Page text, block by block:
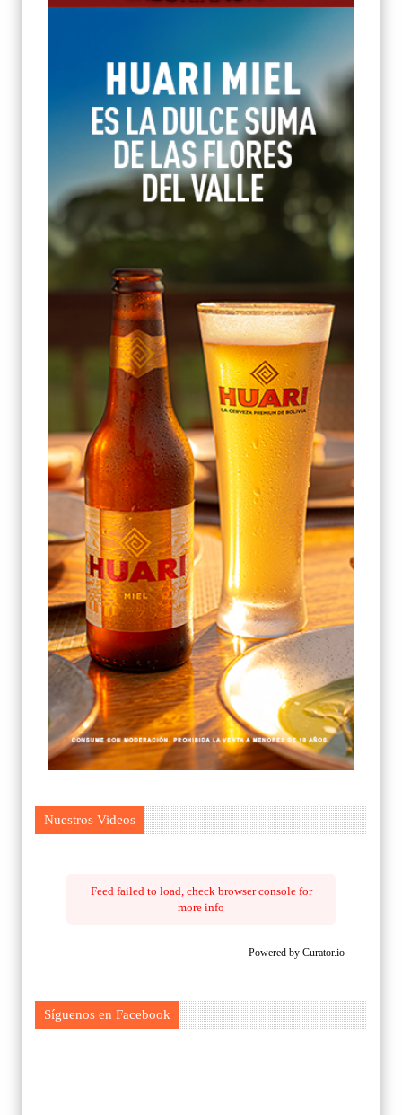
Nuestros Videos
Feed failed to load, check browser console for
more info
Powered by Curator.io
Síguenos en Facebook